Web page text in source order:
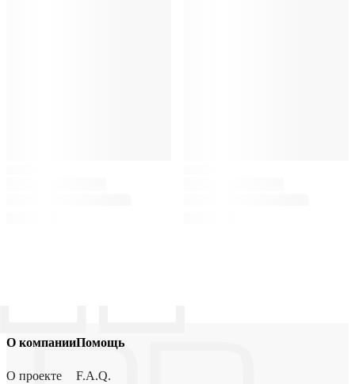
О компании
О проекте
Помощь
F.A.Q.